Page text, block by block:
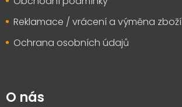
Reklamace / vrácení a výměna zboží
Ochrana osobních údajů
O nás